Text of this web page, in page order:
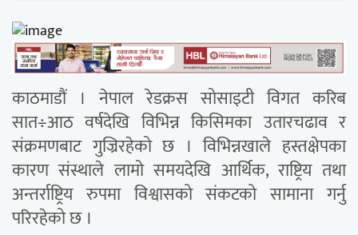
काठमाडौं । नेपाल रेडक्रस सोसाइटी विगत करिब
सात÷आठ वर्षदेखि विभिन्न किसिमका उतारचढाव र
संक्रमणबाट गुज्रिरहेको छ । विभिन्नखाले हस्तक्षेपका
कारण संस्थाले लामो समयदेखि आर्थिक, राष्ट्रिय तथा
अन्तर्राष्ट्रिय रुपमा विश्वासको संकटको सामाना गर्नु
परिरहेको छ ।